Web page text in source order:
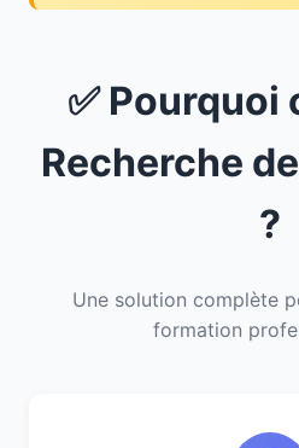
✅ Pourquoi
Recherche
?
Une solution complète
formation